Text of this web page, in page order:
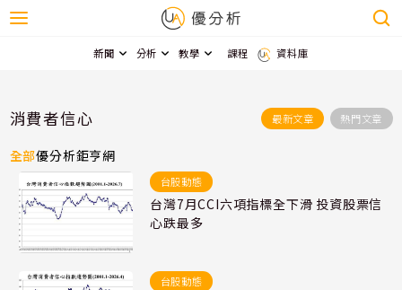
新聞 分析 教學 課程 資料庫
消費者信心 最新文章 熱門文章
全部優分析鉅亨網
台股動態
台灣7月CCI六項指標全下滑 投資股票信
心跌最多
台股動態